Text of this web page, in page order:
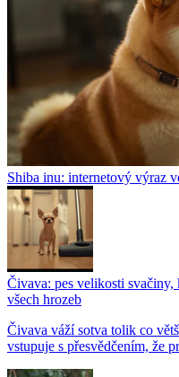
Shiba inu: internetový výraz
Čivava: pes velikosti svačiny,
všech hrozeb
Čivava váží sotva tolik co
vstupuje s přesvědčením, že